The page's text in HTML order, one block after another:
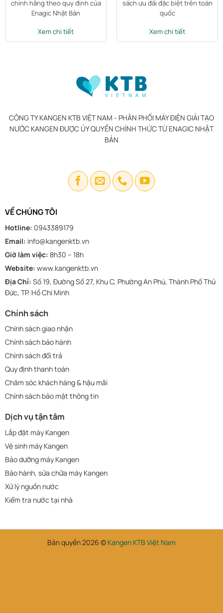
chính hãng theo quy định của
Enagic Nhật Bản
Xem chi tiết
sách ưu đãi đặc biệt trên toàn
quốc
Xem chi tiết
CÔNG TY KANGEN KTB VIỆT NAM - PHÂN PHỐI MÁY ĐIỆN GIẢI TẠO
NƯỚC KANGEN ĐƯỢC ỦY QUYỀN CHÍNH THỨC TỪ ENAGIC NHẬT
BẢN
VỀ CHÚNG TÔI
Hotline: 0943389179
Email: info@kangenktb.vn
Giờ làm việc: 8h30 – 18h
Website: www.kangenktb.vn
Địa Chỉ: Số 19, Đường Số 27, Khu C, Phường An Phú, Thành Phố Thủ
Đức, TP. Hồ Chí Minh
Chính sách
Chính sách giao nhận
Chính sách bảo hành
Chính sách đổi trả
Quy định thanh toán
Chăm sóc khách hàng & hậu mãi
Chính sách bảo mật thông tin
Dịch vụ tận tâm
Lắp đặt máy Kangen
Vệ sinh máy Kangen
Bảo dưỡng máy Kangen
Bảo hành, sửa chữa máy Kangen
Xử lý nguồn nước
Kiểm tra nước tại nhà
Bản quyền 2026 © Kangen KTB Việt Nam